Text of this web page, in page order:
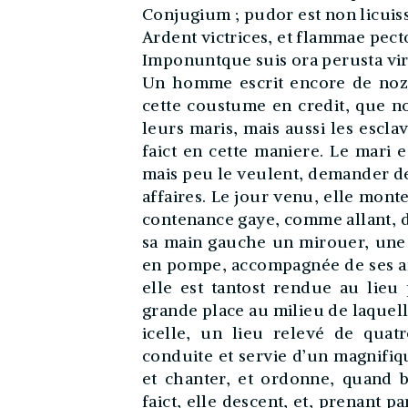
Conjugium ; pudor est non
Ardent victrices, et flammae
Imponuntque suis ora perusta
Un homme escrit encore de noz jours avoir veu en ces nations Orientales cette coustume en credit, que non seulement les femmes s’enterrent apres leurs maris, mais aussi les esclaves des quelles il a eu jouissance. Ce qui se faict en cette maniere. Le mari estant trespassé, la vefve peut, si elle veut, mais peu le veulent, demander deux ou trois mois d’espace à disposer de ses affaires. Le jour venu, elle monte à cheval, parée comme à nopces, et, d’une contenance gaye, comme allant, dict-elle, dormir avec son espoux, tenant en sa main gauche un mirouer, une flesche en l’autre. S’estant ainsi promenée en pompe, accompagnée de ses amis et parents, et de grand peuple en feste, elle est tantost rendue au lieu public destiné à tels spectacles. C’est une grande place au milieu de laquelle il y a une fosse pleine de bois, et, joignant icelle, un lieu relevé de quatre ou cinq marches, sur le quel elle est conduite et servie d’un magnifique repas. Apres le quel, elle se met à baller et chanter, et ordonne, quand bon luy semble, qu’on allume le feu. Cela faict, elle descent, et, prenant par la main le plus proche des parents de son mary, ils vont ensamble à la riviere voisine, où elle se despouille toute nue et distribue ses joyaux et vestements à ses amis et se va plongeant dans l’eau, comme pour y laver ses pechez. Sortant de là, elle s’enveloppe d’un linge jaune de quatorze brasses de long, et donnant de rechef la main à ce parent de son mary, s’en revont sur la motte où elle parle au peuple et recommande ses enfans, si elle en a. Entre la fosse et la motte on tire volontiers un rideau, pour leur oster la veue de cette fornaise ardente ; ce qu’aucunes deffendent pour tesmoigner plus de courage. Finy qu’elle a de dire, une femme luy presente un vase plein d’huile à s’oindre la teste et tout le corps, lequel elle jette dans le feu, quand elle en a faict, et, en l’instant, s’y lance elle mesme. Sur l’heure, le peuple renverse sur elle quantité de buches pour l’empescher de languir, et se change toute leur joye en deuil et tristesse. Si ce sont personnes de moindre estoffe, le corps du mort est porté au lieu où on le veut enterrer, et là mis en son seant, la vefve à genoux devant luy l’embrassant estroittement, et se tient en ce poinct pendant qu’on bastit au tour d’eux un mur qui, venant à se hausser jusques à l’endroit des espaules de la femme, quelqu’un des siens, par le derriere prenant sa teste, luy tort le col ; et rendu qu’elle a l’esprit, le mur est soudain monté et clos, où ils demeurent ensevelis. En ce mesme pays, il y avoit quelque chose de pareil en leurs Gypnosophistes : car, non par la contrainte d’autruy, non par l’impetuosité d’un’humeur soudaine, mais par expresse profession de leur regle, leur façon estoit, à mesure qu’ils avoyent attaint certain aage ou qu’ils se voyoient menassez par quelque maladie, de se faire dresser un buchier, et au dessus un lit bien paré ; et apres avoir festoyé joyeusement leurs amis et connoissans, s’aler planter dans ce lict, en telle resolution que, le feu y estant mis, on ne les vid mouvoir ny pieds ny mains : et ainsi mourut l’un d’eux, Calanus, en presence de toute l’armée d’Alexandre le Grand. Et n’estoit estimé entre eux ny saint, ny bien heureux, qui ne s’estoit ainsi tué, envoyant son ame purgée et purifiée par le feu, apres avoir consumé tout ce qu’il y avoit de mortel et terrestre. Cette constante premeditation de toute la vie, c’est ce qui faict le miracle. Parmy nos autres disputes, celle du Fatum s’y est meslée ; et, pour attacher les choses advenir et nostre volonté mesmes à certaine et inevitable necessité, on est encore sur cet argument du temps passé : Puis que Dieu prevoit toutes choses devoir ainsin advenir, comme il fait sans doubte, il faut donc qu’elles adviennent ainsi. A quoy nos maistres respondent que le voir que quelque chose advienne, comme nous faisons, et Dieu de mesmes (car, tout luy estant present, il voit plustost qu’il ne prevoit), ce n’est pas la forcer d’advenir : voire, nous voyons à cause que les choses adviennent, et les choses n’adviennent pas à cause que nous voyons. L’advenement faict la science, non la science l’advenement. Ce que nous